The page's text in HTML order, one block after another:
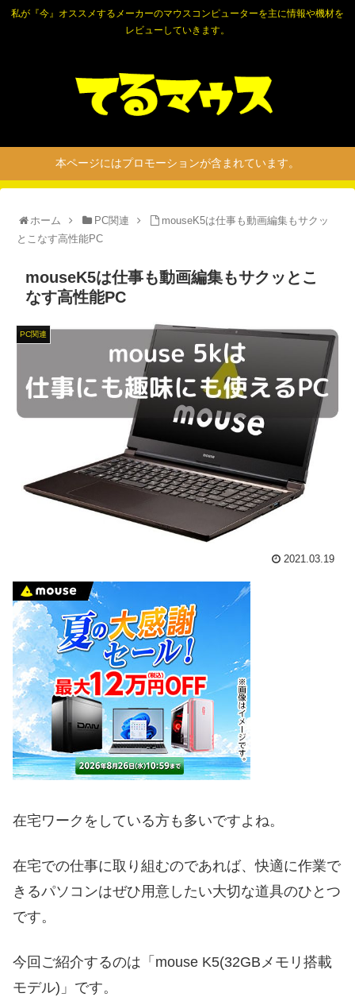
私が『今』オススメするメーカーのマウスコンピューターを主に情報や機材を
レビューしていきます。
本ページにはプロモーションが含まれています。
ホーム PC関連
mouseK5は仕事も動画編集もサクッ
とこなす高性能PC
mouseK5は仕事も動画編集もサクッとこ
なす高性能PC
PC関連
2021.03.19
在宅ワークをしている方も多いですよね。
在宅での仕事に取り組むのであれば、快適に作業で
きるパソコンはぜひ用意したい大切な道具のひとつ
です。
今回ご紹介するのは「mouse K5(32GBメモリ搭載
モデル)」です。